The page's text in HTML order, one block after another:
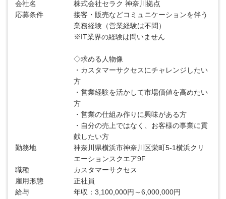
会社名
株式会社セラク 神奈川拠点
応募条件
接客・販売などコミュニケーションを伴う
業務経験（営業経験は不問）
※IT業界の経験は問いません
◇求める人物像
・カスタマーサクセスにチャレンジしたい
方
・営業経験を活かして市場価値を高めたい
方
・営業の仕組み作りに興味がある方
・自分の売上ではなく、お客様の事業に貢
献したい方
勤務地
神奈川県横浜市神奈川区栄町5-1横浜クリ
エーションスクエア9F
職種
カスタマーサクセス
雇用形態
正社員
給与
年収：3,100,000円～6,000,000円